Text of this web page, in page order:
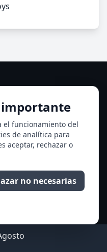
importante
el funcionamiento del
de analítica para
aceptar, rechazar o
no necesarias